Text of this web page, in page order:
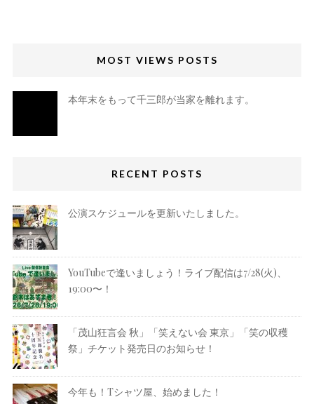
MOST VIEWS POSTS
本年末をもって千三郎が当家を離れます。
RECENT POSTS
公演スケジュールを更新いたしました。
YouTubeで逢いましょう！ライブ配信は7/28(火)、
19:00〜！
「茂山狂言会 秋」「笑えない会 東京」「笑の収穫
祭」チケット発売日のお知らせ！
今年も！Tシャツ屋、始めました！